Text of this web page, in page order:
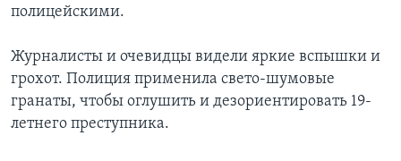
полицейскими.
Журналисты и очевидцы видели яркие вспышки и
грохот. Полиция применила свето-шумовые
гранаты, чтобы оглушить и дезориентировать 19-
летнего преступника.